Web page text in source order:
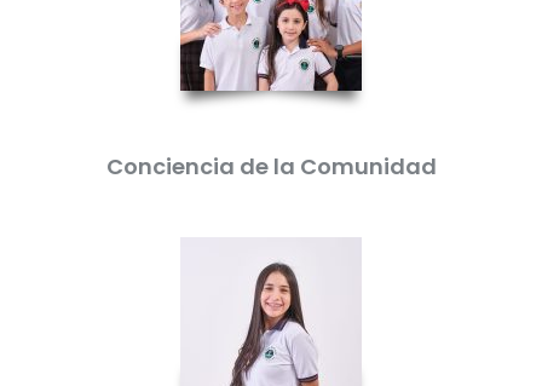
Conciencia de la Comunidad